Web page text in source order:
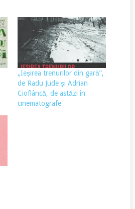
„Ieșirea trenurilor din gară”,
de Radu Jude și Adrian
Cioflâncă, de astăzi în
cinematografe